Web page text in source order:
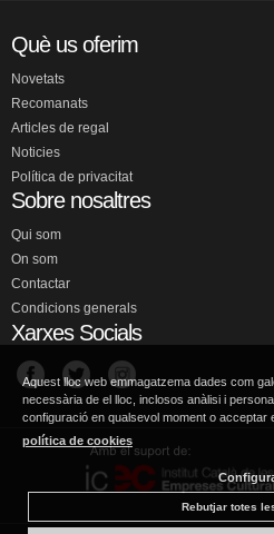
Què us oferim
Novetats
Recomanats
Articles de regal
Noticies
Política de privacitat
Sobre nosaltres
Qui som
On som
Contactar
Condicions generals
Xarxes Socials
Aquest lloc web emmagatzema dades com
necessària de el lloc, inclosos anàlisi i
configuració en qualsevol moment o acceptar
política de cookies
Rebutjar totes